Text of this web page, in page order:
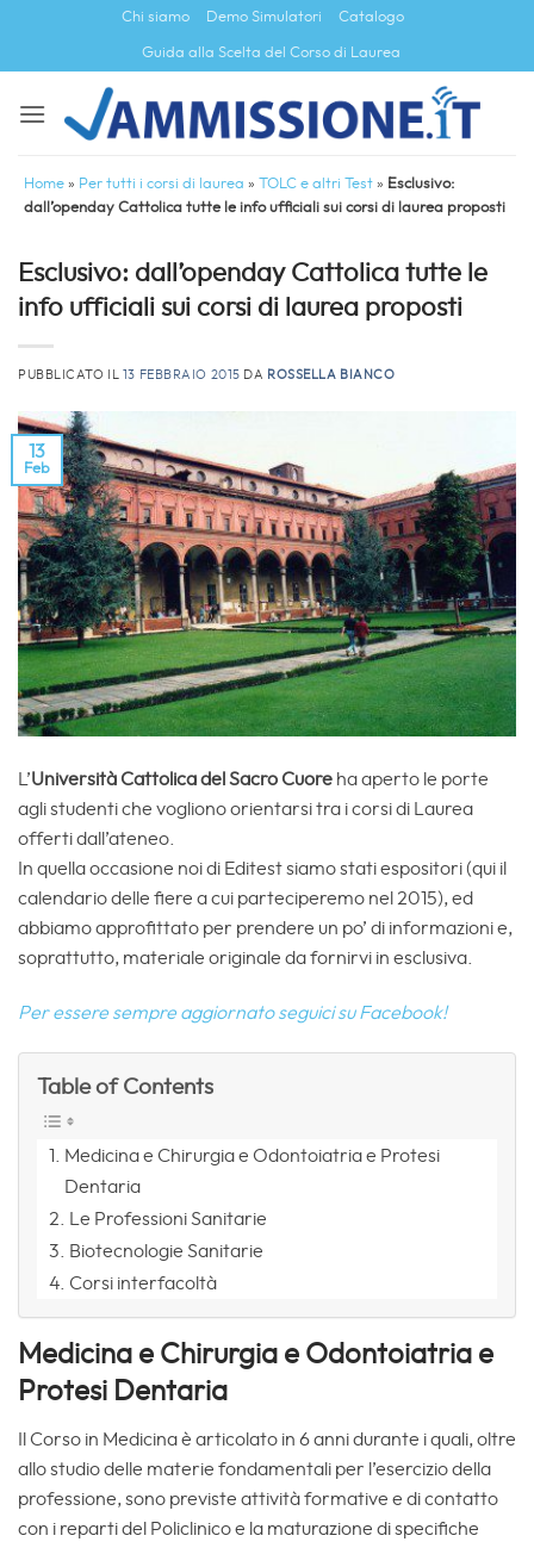
contenuti
Chi siamo Demo Simulatori Catalogo
Guida alla Scelta del Corso di Laurea
Home » Per tutti i corsi di laurea » TOLC e altri Test » Esclusivo:
dall’openday Cattolica tutte le info ufficiali sui corsi di laurea proposti
Esclusivo: dall’openday Cattolica tutte le
info ufficiali sui corsi di laurea proposti
PUBBLICATO IL 13 FEBBRAIO 2015 DA ROSSELLA BIANCO
13
Feb
L’Università Cattolica del Sacro Cuore ha aperto le porte
agli studenti che vogliono orientarsi tra i corsi di Laurea
offerti dall’ateneo.
In quella occasione noi di Editest siamo stati espositori (qui il
calendario delle fiere a cui parteciperemo nel 2015), ed
abbiamo approfittato per prendere un po’ di informazioni e,
soprattutto, materiale originale da fornirvi in esclusiva.
Per essere sempre aggiornato seguici su Facebook!
Table of Contents
Medicina e Chirurgia e Odontoiatria e Protesi
Dentaria
Le Professioni Sanitarie
Biotecnologie Sanitarie
Corsi interfacoltà
Medicina e Chirurgia e Odontoiatria e
Protesi Dentaria
Il Corso in Medicina è articolato in 6 anni durante i quali, oltre
allo studio delle materie fondamentali per l’esercizio della
professione, sono previste attività formative e di contatto
con i reparti del Policlinico e la maturazione di specifiche